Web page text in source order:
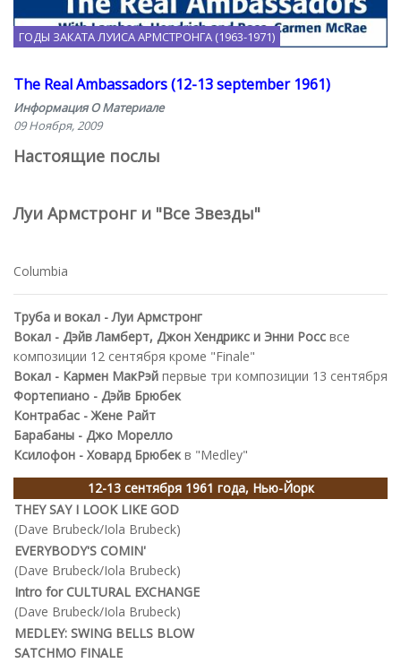
ГОДЫ ЗАКАТА ЛУИСА АРМСТРОНГА (1963-1971)
The Real Ambassadors (12-13 september 1961)
Информация О Материале
09 Ноября, 2009
Настоящие послы
Луи Армстронг и "Все Звезды"
Columbia
Труба и вокал - Луи Армстронг
Вокал - Дэйв Ламберт, Джон Хендрикс и Энни Росс все
композиции 12 сентября кроме "Finale"
Вокал - Кармен МакРэй первые три композиции 13 сентября
Фортепиано - Дэйв Брюбек
Контрабас - Жене Райт
Барабаны - Джо Морелло
Ксилофон - Ховард Брюбекв "Medley"
12-13 сентября 1961 года, Нью-Йорк
THEY SAY I LOOK LIKE GOD
(Dave Brubeck/Iola Brubeck)
EVERYBODY'S COMIN'
(Dave Brubeck/Iola Brubeck)
Intro for CULTURAL EXCHANGE
(Dave Brubeck/Iola Brubeck)
MEDLEY: SWING BELLS BLOW
SATCHMO FINALE